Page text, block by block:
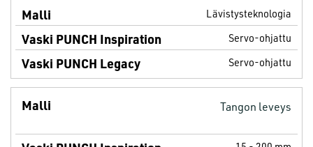
Lävistysteknologia
Servo-ohjattu
Servo-ohjattu
Tangon leveys